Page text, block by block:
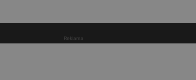
Reklama